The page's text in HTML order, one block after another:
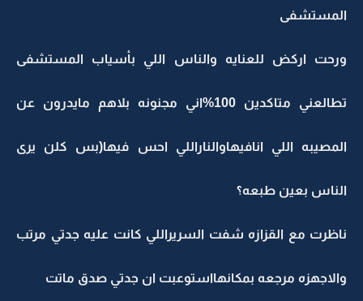
المستشفى
ورحت اركض للعنايه والناس اللي بأسياب المستشفى
تطالعني متاكدين 100%اني مجنونه بلاهم مايدرون عن
المصيبه اللي انافيهاوالناراللي احس فيها(بس كلن يرى
الناس بعين طبعه؟
ناظرت مع القزازه شفت السريراللي كانت عليه جدتي مرتب
والاجهزه مرجعه بمكانهااستوعبت ان جدتي صدق ماتت